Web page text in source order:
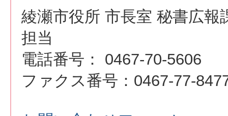
綾瀬市役所 市長室 秘書広報
担当
電話番号： 0467-70-5606
ファクス番号：0467-77-